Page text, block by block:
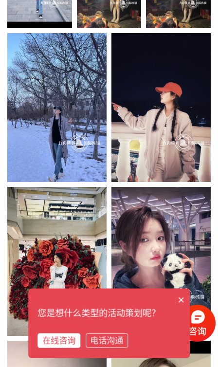
×
您是想什么类型的活动策划呢？
在线咨询 电话沟通